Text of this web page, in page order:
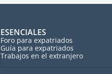
ESENCIALES
Foro para expatriados
Guía para expatriados
Trabajos en el extranjero